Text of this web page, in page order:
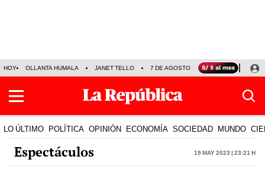
HOY OLLANTA HUMALA JANET TELLO 7 DE AGOSTO TINKA RESULTADOS
LO ÚLTIMO POLÍTICA OPINIÓN ECONOMÍA SOCIEDAD MUNDO
Espectáculos 19 May 2023 | 23:21 h